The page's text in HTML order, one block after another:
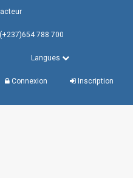
788 700
Langues
Connexion Inscription